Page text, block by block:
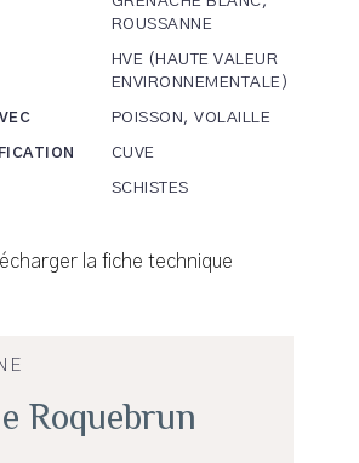
ROUSSANNE
HVE (HAUTE VALEUR
ENVIRONNEMENTALE)
POISSON, VOLAILLE
CUVE
SCHISTES
la fiche technique
Roquebrun